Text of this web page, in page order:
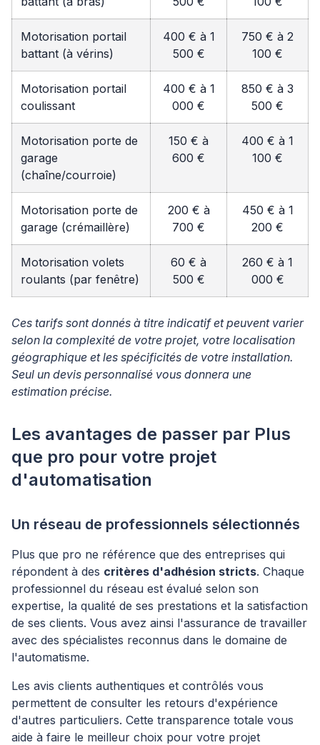
Motorisation portail
battant (à vérins)
400 € à 1
500 €
750 € à 2
100 €
Motorisation portail
coulissant
400 € à 1
000 €
850 € à 3
500 €
Motorisation porte de
garage
(chaîne/courroie)
150 € à
600 €
400 € à 1
100 €
Motorisation porte de
garage (crémaillère)
200 € à
700 €
450 € à 1
200 €
Motorisation volets
roulants (par fenêtre)
60 € à
500 €
260 € à 1
000 €
Ces tarifs sont donnés à titre indicatif et peuvent varier
selon la complexité de votre projet, votre localisation
géographique et les spécificités de votre installation.
Seul un devis personnalisé vous donnera une
estimation précise.
Les avantages de passer par Plus
que pro pour votre projet
d'automatisation
Un réseau de professionnels sélectionnés
Plus que pro ne référence que des entreprises qui
répondent à des critères d'adhésion stricts. Chaque
professionnel du réseau est évalué selon son
expertise, la qualité de ses prestations et la satisfaction
de ses clients. Vous avez ainsi l'assurance de travailler
avec des spécialistes reconnus dans le domaine de
l'automatisme.
Les avis clients authentiques et contrôlés vous
permettent de consulter les retours d'expérience
d'autres particuliers. Cette transparence totale vous
aide à faire le meilleur choix pour votre projet